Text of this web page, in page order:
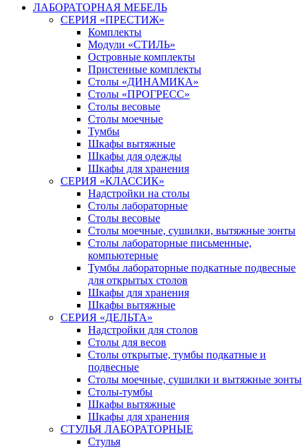
ЛАБОРАТОРНАЯ МЕБЕЛЬ
СЕРИЯ «ПРЕСТИЖ»
Комплекты
Модули «СТИЛЬ»
Островные комплекты
Пристенные комплекты
Столы «ДИНАМИКА»
Столы «ПРОГРЕСС»
Столы весовые
Столы моечные
Тумбы
Шкафы вытяжные
Шкафы для одежды
Шкафы для хранения
СЕРИЯ «КЛАССИК»
Надстройки на столы
Столы лабораторные
Столы весовые
Столы моечные, сушилки, вытяжные зонты
Столы лабораторные письменные,
компьютерные
Тумбы лабораторные подкатные подвесные
для открытых столов
Шкафы для хранения
Шкафы вытяжные
СЕРИЯ «ДЕЛЬТА»
Надстройки для столов
Столы для весов
Столы открытые, тумбы подкатные и
подвесные
Столы моечные, сушилки и вытяжные зонты
Столы-тумбы
Шкафы вытяжные
Шкафы для хранения
СТУЛЬЯ ЛАБОРАТОРНЫЕ
Стулья